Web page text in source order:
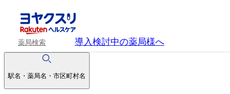
薬局検索 導入検討中の薬局様へ
駅名・薬局名・市区町村名
処方せんを送って待ち時間を短く！
処方せんを送って待ち時間を短く！